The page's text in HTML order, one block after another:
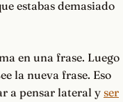
estabas demasiado
en una frase. Luego
la nueva frase. Eso
a pensar lateral y ser